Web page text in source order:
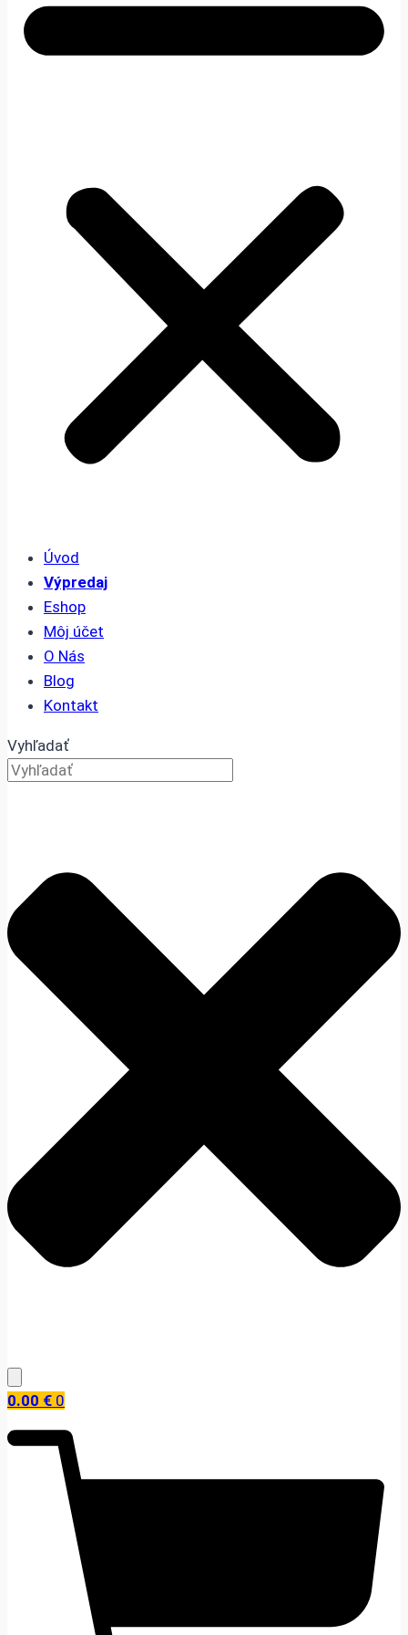
Úvod
Výpredaj
Eshop
Môj účet
O Nás
Blog
Kontakt
Vyhľadať
0.00 € 0